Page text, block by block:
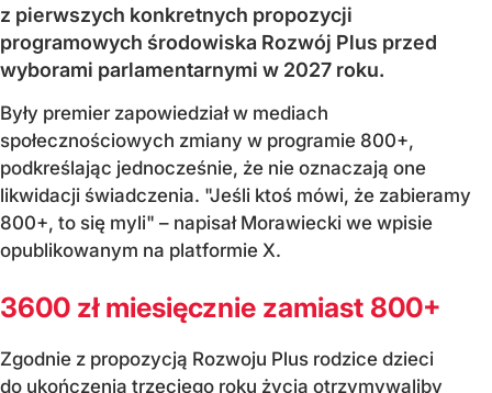
z pierwszych konkretnych propozycji
programowych środowiska Rozwój Plus przed
wyborami parlamentarnymi w 2027 roku.
Były premier zapowiedział w mediach
społecznościowych zmiany w programie 800+,
podkreślając jednocześnie, że nie oznaczają one
likwidacji świadczenia. "Jeśli ktoś mówi, że zabieramy
800+, to się myli" – napisał Morawiecki we wpisie
opublikowanym na platformie X.
3600 zł miesięcznie zamiast 800+
Zgodnie z propozycją Rozwoju Plus rodzice dzieci
do ukończenia trzeciego roku życia otrzymywaliby